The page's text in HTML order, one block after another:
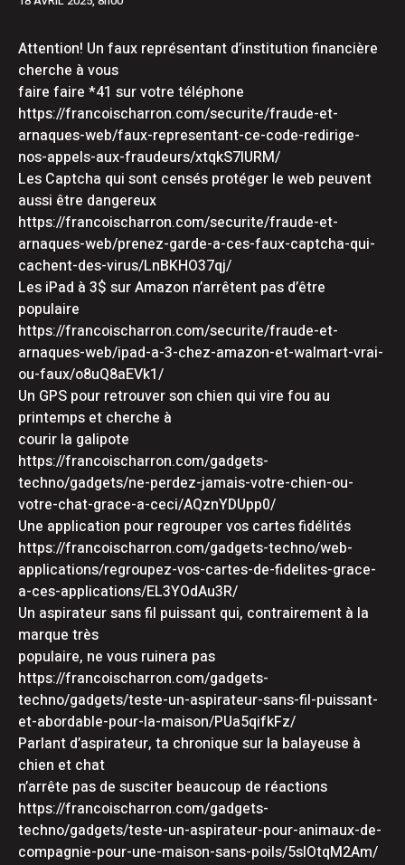
Attention! Un faux représentant d’institution financière
cherche à vous
faire faire *41 sur votre téléphone
https://francoischarron.com/securite/fraude-et-
arnaques-web/faux-representant-ce-code-redirige-
nos-appels-aux-fraudeurs/xtqkS7IURM/
Les Captcha qui sont censés protéger le web peuvent
aussi être dangereux
https://francoischarron.com/securite/fraude-et-
arnaques-web/prenez-garde-a-ces-faux-captcha-qui-
cachent-des-virus/LnBKHO37qj/
Les iPad à 3$ sur Amazon n’arrêtent pas d’être
populaire
https://francoischarron.com/securite/fraude-et-
arnaques-web/ipad-a-3-chez-amazon-et-walmart-vrai-
ou-faux/o8uQ8aEVk1/
Un GPS pour retrouver son chien qui vire fou au
printemps et cherche à
courir la galipote
https://francoischarron.com/gadgets-
techno/gadgets/ne-perdez-jamais-votre-chien-ou-
votre-chat-grace-a-ceci/AQznYDUpp0/
Une application pour regrouper vos cartes fidélités
https://francoischarron.com/gadgets-techno/web-
applications/regroupez-vos-cartes-de-fidelites-grace-
a-ces-applications/EL3YOdAu3R/
Un aspirateur sans fil puissant qui, contrairement à la
marque très
populaire, ne vous ruinera pas
https://francoischarron.com/gadgets-
techno/gadgets/teste-un-aspirateur-sans-fil-puissant-
et-abordable-pour-la-maison/PUa5qifkFz/
Parlant d’aspirateur, ta chronique sur la balayeuse à
chien et chat
n’arrête pas de susciter beaucoup de réactions
https://francoischarron.com/gadgets-
techno/gadgets/teste-un-aspirateur-pour-animaux-de-
compagnie-pour-une-maison-sans-poils/5sIOtqM2Am/